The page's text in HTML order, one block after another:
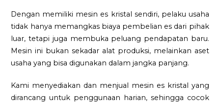
Dengan memiliki mesin es kristal sendiri, pelaku usaha
tidak hanya memangkas biaya pembelian es dari pihak
luar, tetapi juga membuka peluang pendapatan baru.
Mesin ini bukan sekadar alat produksi, melainkan aset
usaha yang bisa digunakan dalam jangka panjang.
Kami menyediakan dan menjual mesin es kristal yang
dirancang untuk penggunaan harian, sehingga cocok